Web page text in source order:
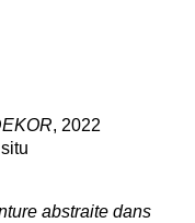
, 2022
abstraite dans